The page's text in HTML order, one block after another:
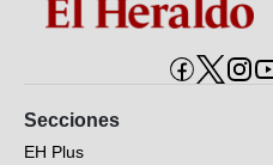
Secciones
EH Plus